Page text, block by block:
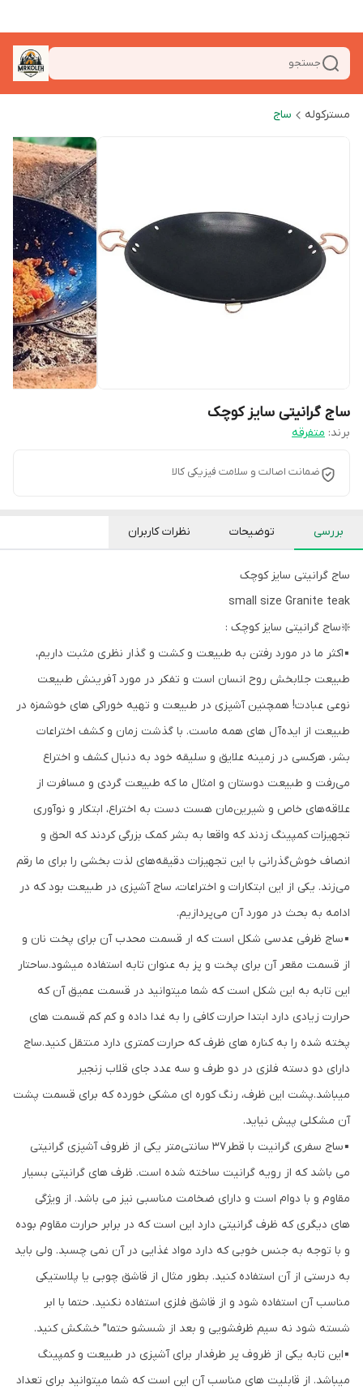
جستجو
مسترکوله ساج
ساج گرانیتی سایز کوچک
برند: متفرقه
ضمانت اصالت و سلامت فیزیکی کالا
بررسی توضیحات نظرات کاربران
ساج گرانیتی سایز کوچک
small size Granite teak
❇️ساج گرانیتی سایز کوچک :
▪️اکثر ما در مورد رفتن به طبیعت و کشت و گذار نظری مثبت داریم،
طبیعت جلابخش روح انسان است و تفکر در مورد آفرینش طبیعت
نوعی عبادت! همچنین آشپزی در طبیعت و تهیه خوراکی های خوشمزه در
طبیعت از ایده‌آل های همه ماست. با گذشت زمان و کشف اختراعات
بشر، هرکسی در زمینه علایق و سلیقه خود به دنبال کشف و اختراع
می‌رفت و طبیعت دوستان و امثال ما که طبیعت گردی و مسافرت از
علاقه‌های خاص و شیرین‌مان هست دست به اختراع، ابتکار و نوآوری
تجهیزات کمپینگ زدند که واقعا به بشر کمک بزرگی کردند که الحق و
انصاف خوش‌گذرانی با این تجهیزات دقیقه‌های لذت بخشی را برای ما رقم
می‌زند. یکی از این ابتکارات و اختراعات، ساج آشپزی در طبیعت بود که در
ادامه به بحث در مورد آن می‌پردازیم.
▪️ساج ظرفی عدسی شکل است که ار قسمت محدب آن برای پخت نان و
از قسمت مقعر آن برای پخت و پز به عنوان تابه استفاده میشود.ساحتار
این تابه به این شکل است که شما میتوانید در قسمت عمیق آن که
حرارت زیادی دارد ابتدا حرارت کافی را به غدا داده و کم کم قسمت های
پخته شده را به کناره های ظرف که حرارت کمتری دارد منتقل کنید.ساج
دارای دو دسته فلزی در دو طرف و سه عدد جای قلاب زنجیر
میباشد.پشت این ظرف، رنگ کوره ای مشکی خورده که برای قسمت پشت
آن مشکلی پیش نیاید.
▪️ساج سفری گرانیت با قطر37 سانتی‌متر یکی از ظروف آشپزی گرانیتی
می باشد که از رویه گرانیت ساخته شده است. ظرف های گرانیتی بسیار
مقاوم و با دوام است و دارای ضخامت مناسبی نیز می باشد. از ویژگی
های دیگری که ظرف گرانیتی دارد این است که در برابر حرارت مقاوم بوده
و با توجه به جنس خوبی که دارد مواد غذایی در آن نمی چسبد. ولی باید
به درستی از آن استفاده کنید. بطور مثال از قاشق چوبی یا پلاستیکی
مناسب آن استفاده شود و از قاشق فلزی استفاده نکنید. حتما با ابر
شسته شود نه سیم ظرفشویی و بعد از شسشو حتما” خشکش کنید.
▪️این تابه یکی از ظروف پر طرفدار برای آشپزی در طبیعت و کمپینگ
میباشد. از قابلیت های مناسب آن این است که شما میتوانید برای تعداد